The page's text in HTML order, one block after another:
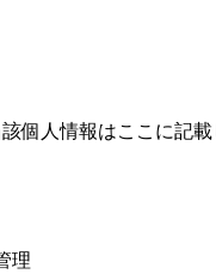
個人情報はここに記
理